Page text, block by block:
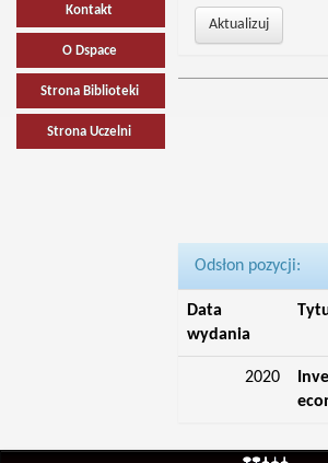
Kontakt
O Dspace
Strona Biblioteki
Strona Uczelni
Odsłon pozycji:
Data
wydania
2020